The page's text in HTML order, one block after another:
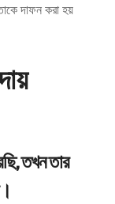
দাফন করা হয়
তখন তার